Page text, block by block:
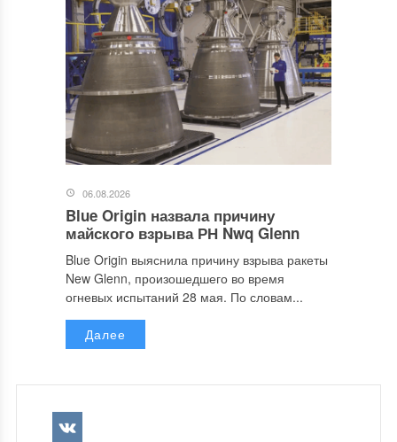
06.08.2026
Blue Origin назвала причину
майского взрыва РН Nwq Glenn
Blue Origin выяснила причину взрыва ракеты
New Glenn, произошедшего во время
огневых испытаний 28 мая. По словам...
Далее